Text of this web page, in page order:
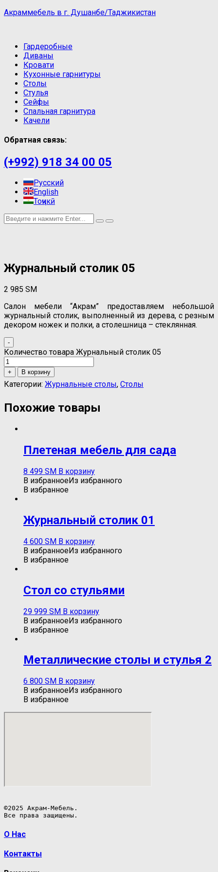
Акраммебель в г. Душанбе/Таджикистан
Гардеробные
Диваны
Кровати
Кухонные гарнитуры
Столы
Стулья
Сейфы
Спальная гарнитура
Качели
Обратная связь:
(+992) 918 34 00 05
Русский
English
Тоҷикӣ
Журнальный столик 05
2 985 ЅМ
Салон мебели “Акрам” предоставляем небольшой
журнальный столик, выполненный из дерева, с резным
декором ножек и полки, а столешница – стеклянная.
-
Количество товара Журнальный столик 05
+ В корзину
Категории: Журнальные столы, Столы
Похожие товары
Плетеная мебель для сада
8 499 ЅМ В корзину
В избранноеИз избранного
В избранное
Журнальный столик 01
4 600 ЅМ В корзину
В избранноеИз избранного
В избранное
Стол со стульями
29 999 ЅМ В корзину
В избранноеИз избранного
В избранное
Металлические столы и стулья 2
6 800 ЅМ В корзину
В избранноеИз избранного
В избранное
©2025 Акрам-Мебель.
Все права защищены.
О Нас
Контакты